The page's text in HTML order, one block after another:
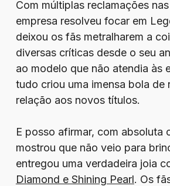
Com múltiplas reclamações
empresa resolveu focar em
deixou os fãs metralharem a
diversas críticas desde o seu
ao modelo que não atendia às
tudo criou uma imensa bola de
relação aos novos títulos.
E posso afirmar, com absoluta
mostrou que não veio para
entregou uma verdadeira joia
Diamond e Shining Pearl. Os